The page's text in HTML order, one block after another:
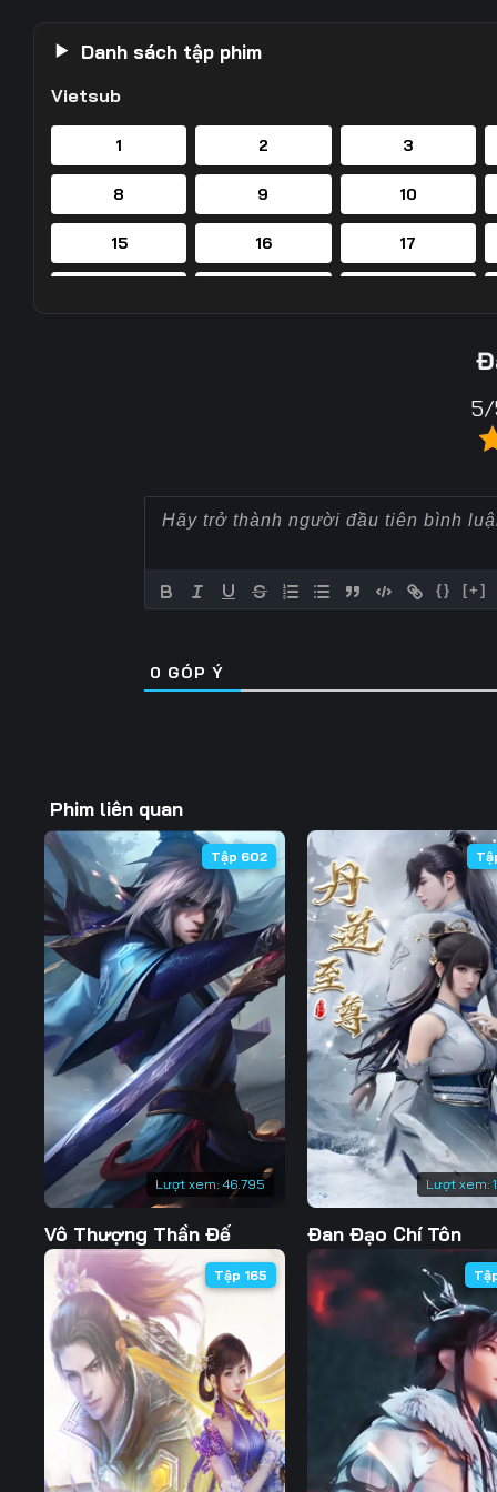
Danh sách tập phim
Vietsub
1 2 3
8 9 10
15 16 17
65 66
99 100 101
106 107 108
113 114 115
120 121 122
127 128 129
134 136
141 142 143
148 149 150
162 163 164
169
176 177 178
183 184 185
190 191 192
5/
{} [+]
0 GÓP Ý
Phim liên quan
Lượt xem:46.795
Tập 602
Vô Thượng Thần Đế
Lượt xem:
Đan Đạo Chí Tôn
Tập 165